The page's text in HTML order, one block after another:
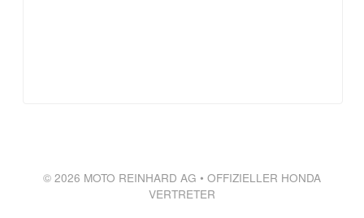
© 2026 MOTO REINHARD AG • OFFIZIELLER HONDA
VERTRETER